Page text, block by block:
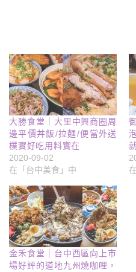
大勝食堂｜大里中興商圈周
邊平價丼飯/拉麵/便當外送
樸實好吃用料實在
2020-09-02
在「台中美食」中
金禾食堂｜台中西區向上市
場好評的道地九州燒咖哩，